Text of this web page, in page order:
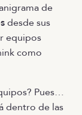
de
desde sus
equipos
como
Pues…
dentro de las